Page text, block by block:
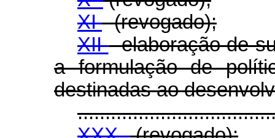
XI- (revogado);
XII- elaboração de
a formulação de
destinadas ao